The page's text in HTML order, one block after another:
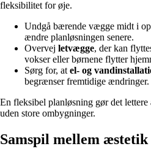
fleksibilitet for øje.
Undgå bærende vægge midt i
ændre planløsningen senere.
Overvej letvægge, der kan
vokser eller børnene flytter
Sørg for, at el- og
begrænser fremtidige ændringer.
En fleksibel planløsning gør det
uden store ombygninger.
Samspil mellem